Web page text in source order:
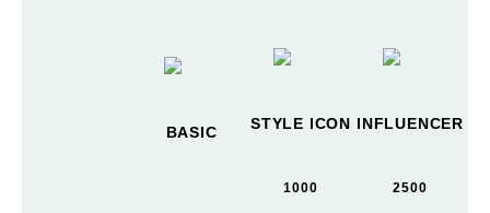
BASIC STYLE ICON
1000
INFLUENCER
2500